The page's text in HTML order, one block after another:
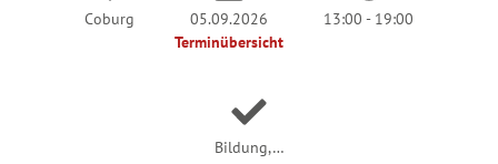
Coburg
05.09.2026
Terminübersicht
13:00 - 19:00
Bildung,…